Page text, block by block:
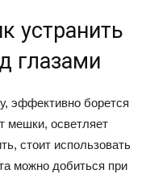
устранить
глазами
эффективно борется
мешки, осветляет
стоит использовать
можно добиться при